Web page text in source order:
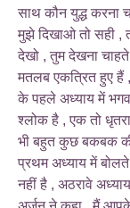
साथ कौन युद्ध करना
मुझे दिखाओ तो सही ,
देखो , तुम देखना चाहते
मतलब एकत्रित हुए हैं
के पहले अध्याय में
श्लोक है , एक तो
भी बहुत कुछ बकबक की
प्रथम अध्याय में
नहीं है , अठरावे